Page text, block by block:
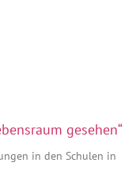
gesehen“
in den Schulen in